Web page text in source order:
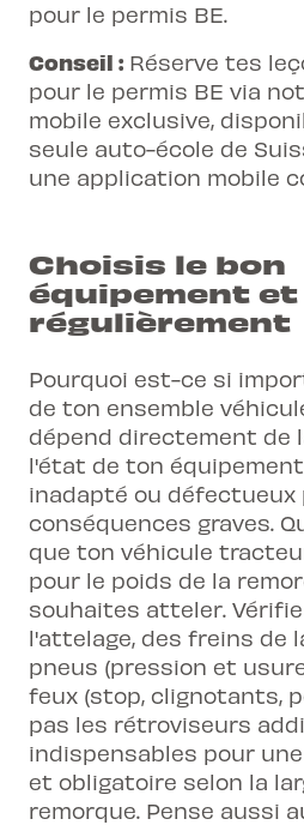
pour le permis BE.
Conseil : Réserve tes
pour le permis BE via
mobile exclusive,
seule auto-école de
une application mobile
Choisis le bon
équipement
régulièrement
Pourquoi est-ce si
de ton ensemble
dépend directement de
l'état de ton
inadapté ou défectueux
conséquences graves.
que ton véhicule
pour le poids de la
souhaites atteler.
l'attelage, des freins de
pneus (pression et
feux (stop, clignotants,
pas les rétroviseurs
indispensables pour
et obligatoire selon la
remorque. Pense aussi